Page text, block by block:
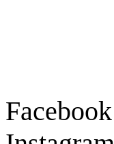
Facebook